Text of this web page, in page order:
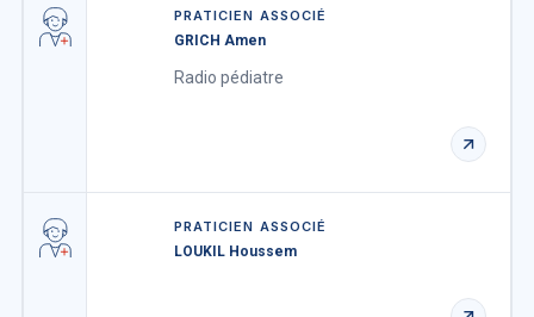
PRATICIEN ASSOCIÉ
GRICH Amen
Radio pédiatre
PRATICIEN ASSOCIÉ
LOUKIL Houssem